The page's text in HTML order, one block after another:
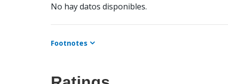
No hay datos disponibles.
Footnotes